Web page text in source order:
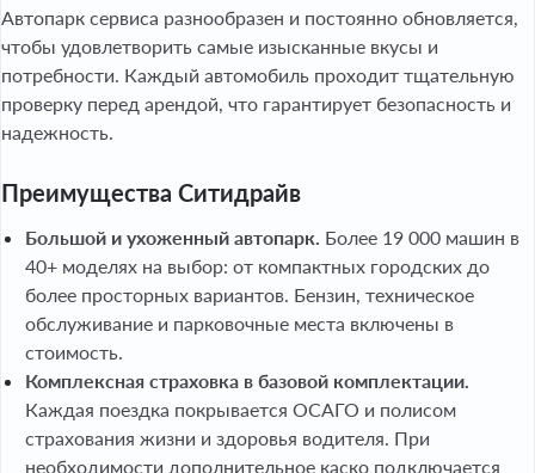
Автопарк сервиса разнообразен и постоянно обновляется,
чтобы удовлетворить самые изысканные вкусы и
потребности. Каждый автомобиль проходит тщательную
проверку перед арендой, что гарантирует безопасность и
надежность.
Преимущества Ситидрайв
Большой и ухоженный автопарк. Более 19 000 машин в
40+ моделях на выбор: от компактных городских до
более просторных вариантов. Бензин, техническое
обслуживание и парковочные места включены в
стоимость.
Комплексная страховка в базовой комплектации.
Каждая поездка покрывается ОСАГО и полисом
страхования жизни и здоровья водителя. При
необходимости дополнительное каско подключается